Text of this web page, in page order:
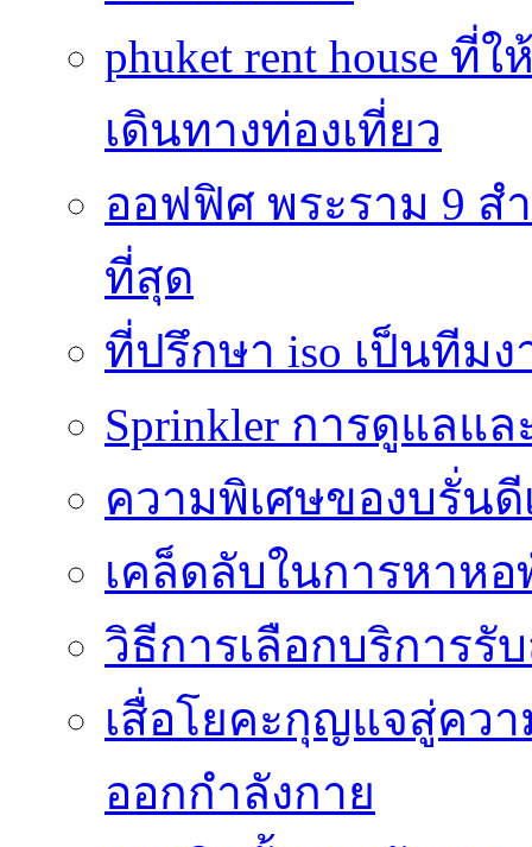
phuket rent house
เดินทางท่องเที่ยว
ออฟฟิศ พระราม 9 ส
ที่สุด
ที่ปรึกษา iso เป็นทีม
Sprinkler การดูแลแ
ความพิเศษของบรั่นดี
เคล็ดลับในการหาหอ
วิธีการเลือกบริการรั
เสื่อโยคะกุญแจสู่คว
ออกกำลังกาย